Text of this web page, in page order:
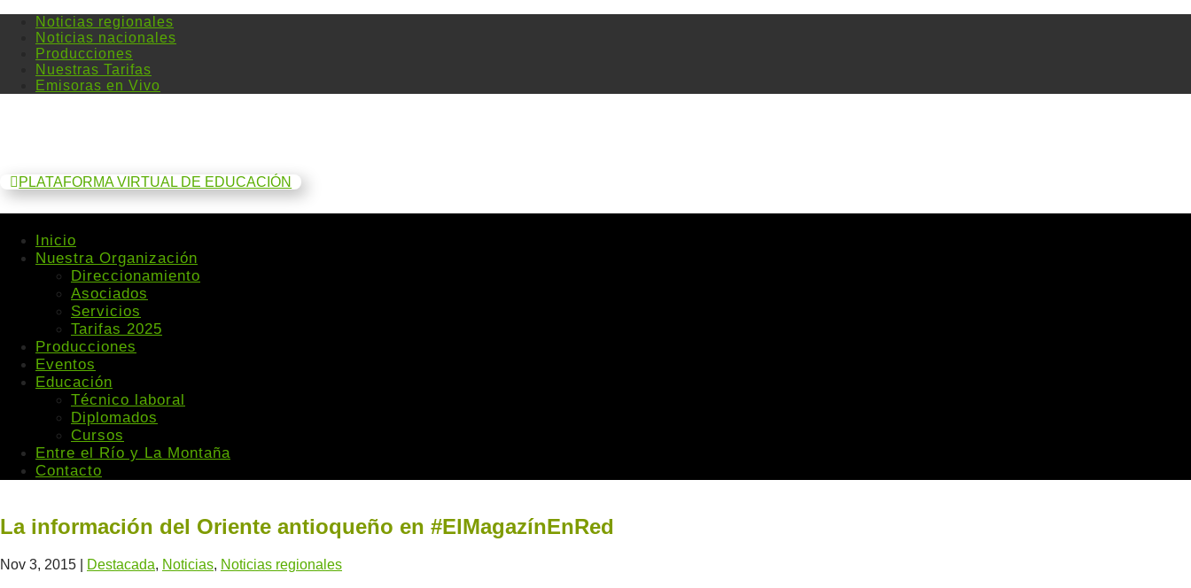
Noticias regionales
Noticias nacionales
Producciones
Nuestras Tarifas
Emisoras en Vivo
PLATAFORMA VIRTUAL DE EDUCACIÓN
Inicio
Nuestra Organización
Direccionamiento
Asociados
Servicios
Tarifas 2025
Producciones
Eventos
Educación
Técnico laboral
Diplomados
Cursos
Entre el Río y La Montaña
Contacto
La información del Oriente antioqueño en #ElMagazínEnRed
Nov 3, 2015 Destacada, Noticias, Noticias regionales